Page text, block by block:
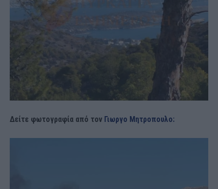
Δείτε φωτογραφία από τον Γιωργο Μητροπουλο: